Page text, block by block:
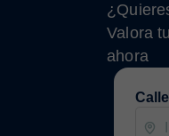
Valora
ahora